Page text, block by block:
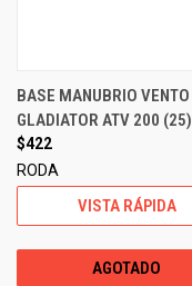
BASE MANUBRIO VENTO
GLADIATOR ATV 200 (25)
$422
RODA
VISTA RÁPIDA
AGOTADO